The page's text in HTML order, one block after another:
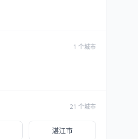
1 个城市
21 个城市
湛江市